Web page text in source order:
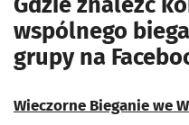
wspólnego
grupy na
Wieczorne Bieganie we